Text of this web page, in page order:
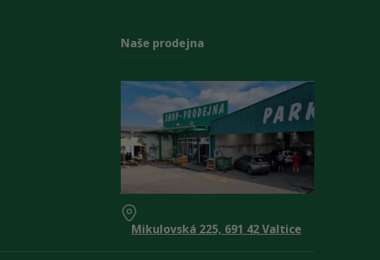
Naše prodejna
Mikulovská 225, 691 42 Valtice